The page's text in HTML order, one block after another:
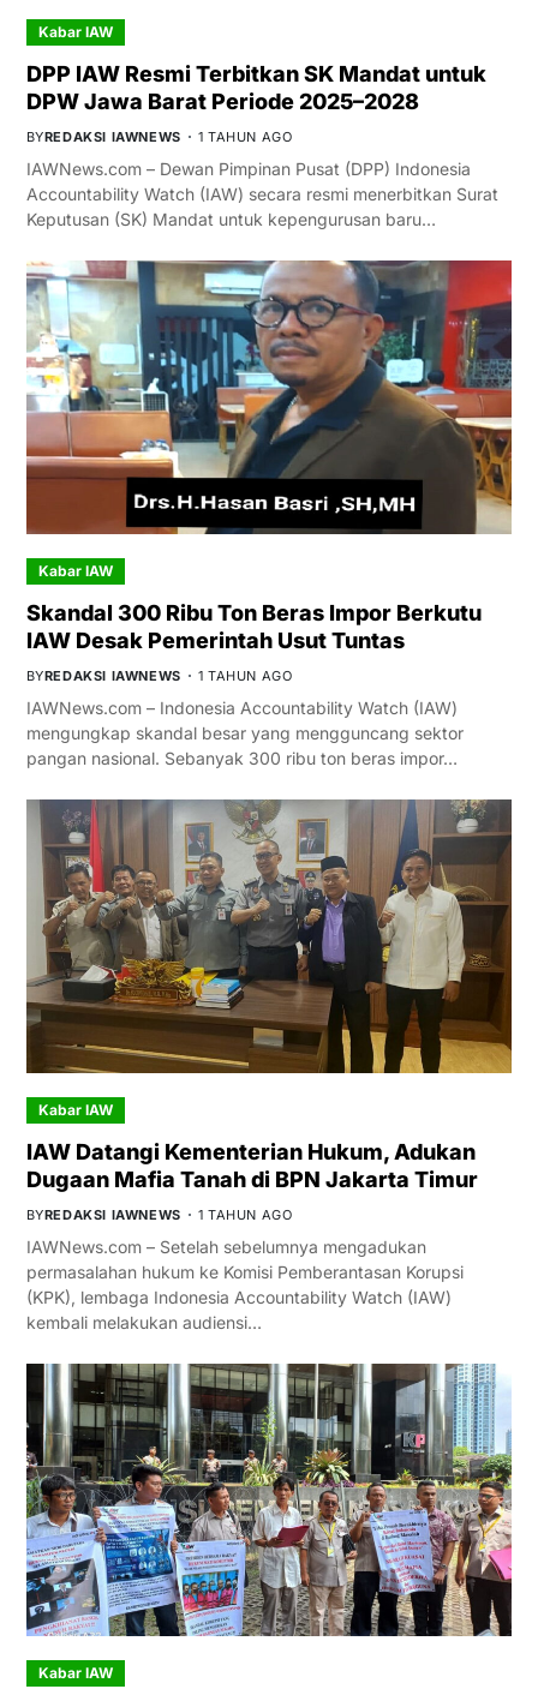
Kabar IAW
DPP IAW Resmi Terbitkan SK Mandat untuk
DPW Jawa Barat Periode 2025–2028
BYREDAKSI IAWNEWS 1 TAHUN AGO
IAWNews.com – Dewan Pimpinan Pusat (DPP) Indonesia
Accountability Watch (IAW) secara resmi menerbitkan Surat
Keputusan (SK) Mandat untuk kepengurusan baru…
Kabar IAW
Skandal 300 Ribu Ton Beras Impor Berkutu
IAW Desak Pemerintah Usut Tuntas
BYREDAKSI IAWNEWS 1 TAHUN AGO
IAWNews.com – Indonesia Accountability Watch (IAW)
mengungkap skandal besar yang mengguncang sektor
pangan nasional. Sebanyak 300 ribu ton beras impor…
Kabar IAW
IAW Datangi Kementerian Hukum, Adukan
Dugaan Mafia Tanah di BPN Jakarta Timur
BYREDAKSI IAWNEWS 1 TAHUN AGO
IAWNews.com – Setelah sebelumnya mengadukan
permasalahan hukum ke Komisi Pemberantasan Korupsi
(KPK), lembaga Indonesia Accountability Watch (IAW)
kembali melakukan audiensi…
Kabar IAW